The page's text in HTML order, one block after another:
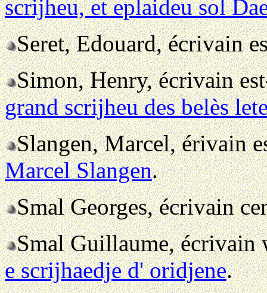
scrijheu, et eplaideu sol
Seret, Edouard, écrivain
Simon, Henry, écrivain
grand scrijheu des belès
Slangen, Marcel, érivain
Marcel Slangen.
Smal Georges, écrivain
Smal Guillaume, écrivain
e scrijhaedje d' oridjene.